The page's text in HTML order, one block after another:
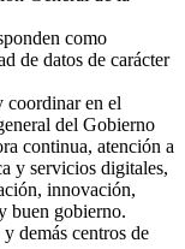
como
de datos de carácter
coordinar en el
del Gobierno
continua, atención a
y servicios digitales,
innovación,
buen gobierno.
demás centros de